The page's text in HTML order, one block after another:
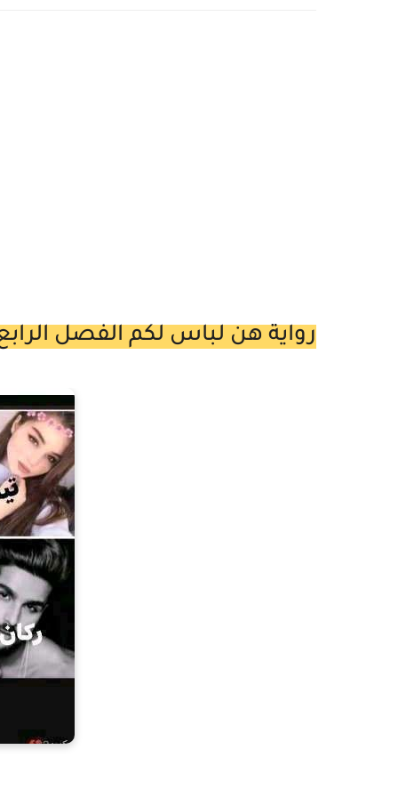
رواية هن لباس لكم الفصل الرابع عشر 14 بقلم الكاتبة